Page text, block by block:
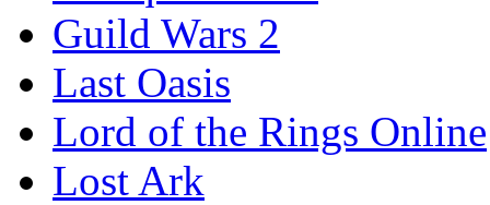
Guild Wars 2
Last Oasis
Lord of the Rings Online
Lost Ark